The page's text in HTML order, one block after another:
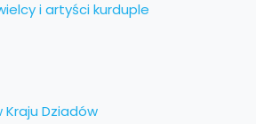
i artyści kurduple
Kraju Dziadów